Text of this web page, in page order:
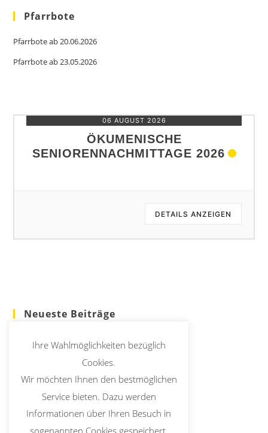
Pfarrbote
Pfarrbote ab 20.06.2026
Pfarrbote ab 23.05.2026
06 AUGUST 2026
ÖKUMENISCHE
SENIORENNACHMITTAGE 2026
DETAILS ANZEIGEN
Neueste Beiträge
Seniorencafé in St. Nikolaus mit Doppel(s)pass
Erstkommunion 2026
Christi Himmelfahrt Prozession entfällt
Kirche Up To Date
Ihre Wahlmöglichkeiten bezüglich
Cookies.
Wir möchten Ihnen den bestmöglichen
Service bieten. Dazu werden
Informationen über Ihren Besuch in
sogenannten Cookies gespeichert.